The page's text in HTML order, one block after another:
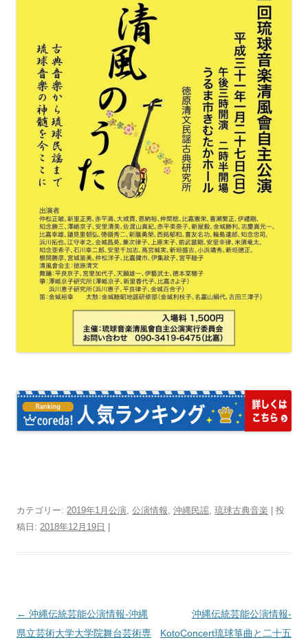
カテゴリー: 2019年1月公演, 公演情報, 沖縄民謡, 琉球古典音楽 | 投
稿日: 2018年12月19日
投
稿
← 沖縄伝統芸能公演情報‐沖縄
県立芸術大学大学院舞台芸術専
沖縄伝統芸能公演情報‐
KotoConcert琉球箏曲と二十五